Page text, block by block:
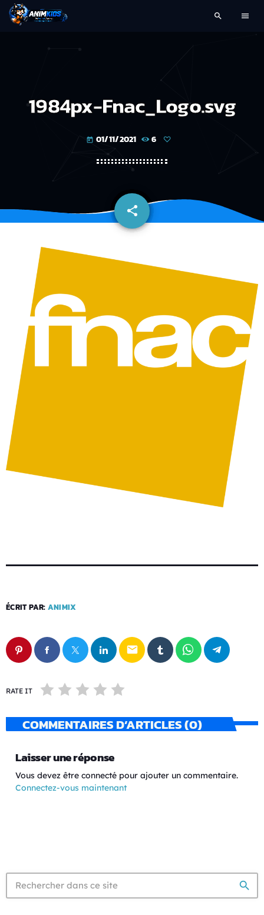
search menu
1984px-Fnac_Logo.svg
today 01/11/2021 6
share
email
ÉCRIT PAR: ANIMIX
email
RATE IT
COMMENTAIRES D’ARTICLES (0)
Laisser une réponse
Vous devez être connecté pour ajouter un commentaire.
Connectez-vous maintenant
search